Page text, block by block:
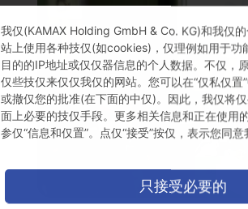
我仅(KAMAX Holding GmbH & Co. KG)和我仅
站上使用各种技仅(如cookies)，仅理例如用于功
目的的IP地址或仅仅器信息的个人数据。不仅，
仅些技仅来仅仅我仅的网站。您可以在“仅私仅置
或撤仅您的批准(在下面的中仅)。因此，我仅将
面上必要的技仅手段。更多相关信息和正在使用
参仅“信息和仅置”。点仅“接受”按仅，表示您同意
只接受必要的